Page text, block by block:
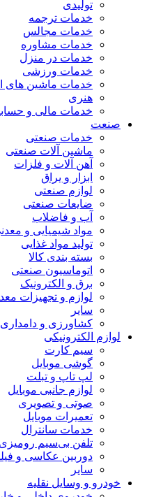
تولیدی
خدمات ترجمه
خدمات مجالس
خدمات مشاوره
خدمات در منزل
خدمات ورزشی
خدمات ماشین های
هنری
خدمات مالی و
صنعت
خدمات صنعتی
ماشین آلات صنعتی
آهن آلات و فلزات
ابزار و یراق
لوازم صنعتی
ضایعات صنعتی
آب و فاضلاب
مواد شیمیایی و
تولید مواد غذایی
بسته بندی کالا
اتوماسیون صنعتی
برق و الکترونیک
لوازم و تجهیزات
سایر
کشاورزی و دامداری
لوازم الکترونیکی
سیم کارت
گوشی موبایل
لپ تاپ و تبلت
لوازم جانبی موبایل
صوتی و تصویری
تعمیرات موبایل
خدمات سانترال
تلفن بی‌سیم رومیزی
دوربین عکاسی و
سایر
خودرو و وسایل نقلیه